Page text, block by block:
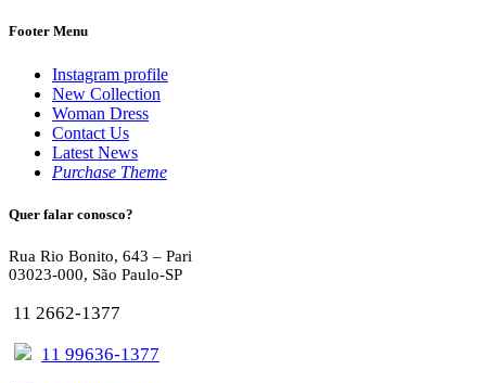
Footer Menu
Instagram profile
New Collection
Woman Dress
Contact Us
Latest News
Purchase Theme
Quer falar conosco?
Rua Rio Bonito, 643 – Pari
03023-000, São Paulo-SP
11 2662-1377
11 99636-1377